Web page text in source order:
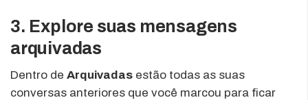
3. Explore suas mensagens
arquivadas
Dentro de Arquivadas estão todas as suas
conversas anteriores que você marcou para ficar